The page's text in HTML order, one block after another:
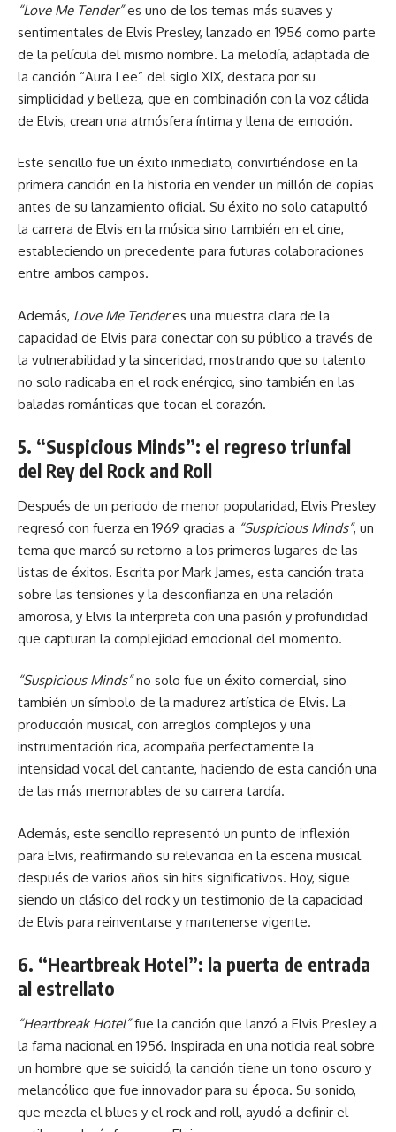
“Love Me Tender”es uno de los temas más suaves y
sentimentales de Elvis Presley, lanzado en 1956 como parte
de la película del mismo nombre. La melodía, adaptada de
la canción “Aura Lee” del siglo XIX, destaca por su
simplicidad y belleza, que en combinación con la voz cálida
de Elvis, crean una atmósfera íntima y llena de emoción.
Este sencillo fue un éxito inmediato, convirtiéndose en la
primera canción en la historia en vender un millón de copias
antes de su lanzamiento oficial. Su éxito no solo catapultó
la carrera de Elvis en la música sino también en el cine,
estableciendo un precedente para futuras colaboraciones
entre ambos campos.
Además, Love Me Tenderes una muestra clara de la
capacidad de Elvis para conectar con su público a través de
la vulnerabilidad y la sinceridad, mostrando que su talento
no solo radicaba en el rock enérgico, sino también en las
baladas románticas que tocan el corazón.
5. “Suspicious Minds”: el regreso triunfal
del Rey del Rock and Roll
Después de un periodo de menor popularidad, Elvis Presley
regresó con fuerza en 1969 gracias a “Suspicious Minds”, un
tema que marcó su retorno a los primeros lugares de las
listas de éxitos. Escrita por Mark James, esta canción trata
sobre las tensiones y la desconfianza en una relación
amorosa, y Elvis la interpreta con una pasión y profundidad
que capturan la complejidad emocional del momento.
“Suspicious Minds”no solo fue un éxito comercial, sino
también un símbolo de la madurez artística de Elvis. La
producción musical, con arreglos complejos y una
instrumentación rica, acompaña perfectamente la
intensidad vocal del cantante, haciendo de esta canción una
de las más memorables de su carrera tardía.
Además, este sencillo representó un punto de inflexión
para Elvis, reafirmando su relevancia en la escena musical
después de varios años sin hits significativos. Hoy, sigue
siendo un clásico del rock y un testimonio de la capacidad
de Elvis para reinventarse y mantenerse vigente.
6. “Heartbreak Hotel”: la puerta de entrada
al estrellato
“Heartbreak Hotel”fue la canción que lanzó a Elvis Presley a
la fama nacional en 1956. Inspirada en una noticia real sobre
un hombre que se suicidó, la canción tiene un tono oscuro y
melancólico que fue innovador para su época. Su sonido,
que mezcla el blues y el rock and roll, ayudó a definir el